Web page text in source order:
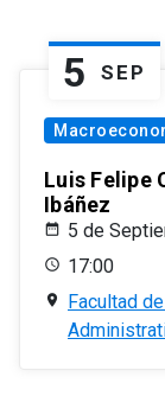
5 SEP
Luis Felipe
Ibáñez
5 de
17:00
Facultad